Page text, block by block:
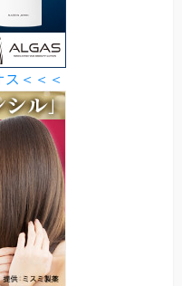
＜＜＜